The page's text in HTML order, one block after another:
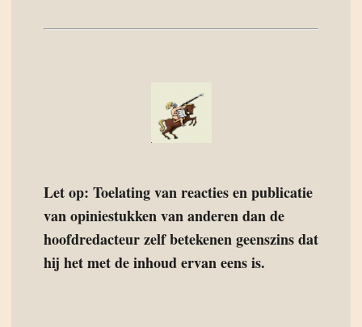
Let op: Toelating van reacties en publicatie
van opiniestukken van anderen dan de
hoofdredacteur zelf betekenen geenszins dat
hij het met de inhoud ervan eens is.